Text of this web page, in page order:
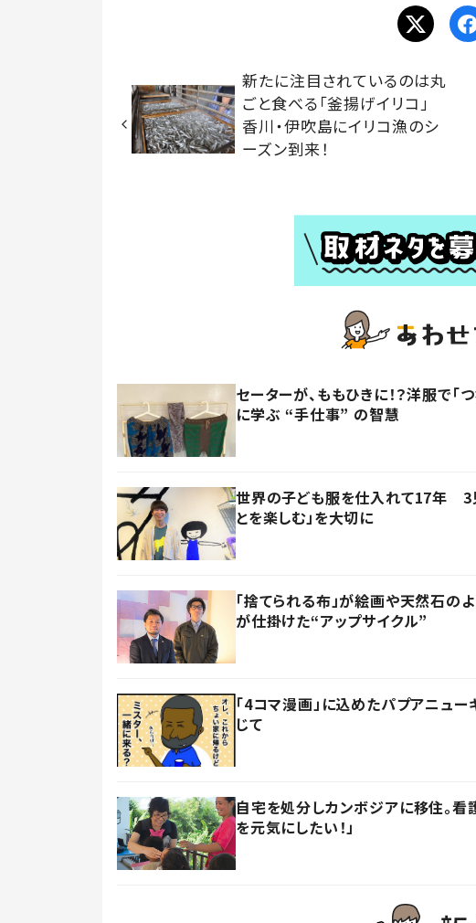
新たに注目されているのは丸
ごと食べる「釜揚げイリコ」
香川・伊吹島にイリコ漁のシ
ーズン到来！
セーターが、ももひきに！？洋服で「
に学ぶ “手仕事” の智慧
世界の子ども服を仕入れて17年 3
とを楽しむ」を大切に
「捨てられる布」が絵画や天然石の
が仕掛けた“アップサイクル”
「4コマ漫画」に込めたパプアニ
じて
自宅を処分しカンボジアに移住。
を元気にしたい！」